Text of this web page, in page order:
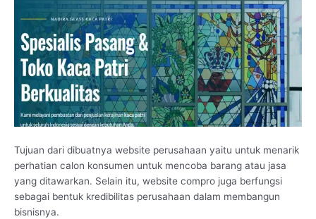
Tujuan dari dibuatnya website perusahaan yaitu untuk menarik
perhatian calon konsumen untuk mencoba barang atau jasa
yang ditawarkan. Selain itu, website compro juga berfungsi
sebagai bentuk kredibilitas perusahaan dalam membangun
bisnisnya.